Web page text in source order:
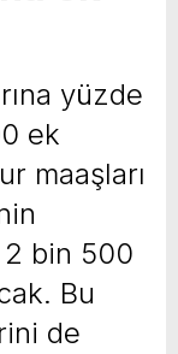
yüzde
ek
maaşları
2 bin 500
Bu
de